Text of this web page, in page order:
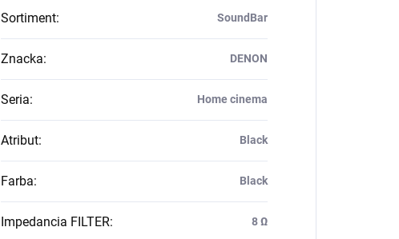
Sortiment: SoundBar
Znacka: DENON
Seria: Home cinema
Atribut: Black
Farba: Black
Impedancia FILTER: 8 Ω